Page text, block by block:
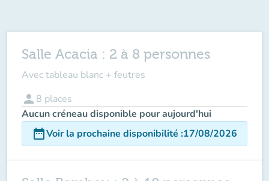
Salle Acacia : 2 à 8 personnes
Avec tableau blanc + feutres
person 8 places
Aucun créneau disponible pour aujourd'hui
date_rangeVoir la prochaine disponibilité :17/08/2026